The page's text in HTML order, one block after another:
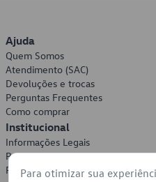
Ajuda
Quem Somos
Atendimento (SAC)
Devoluções e trocas
Perguntas Frequentes
Como comprar
Institucional
Informações Legais
Política de Privacidade
Política de Cookies
Para otimizar sua